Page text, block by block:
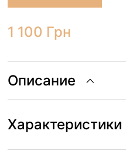
1 100 Грн
Описание
Характеристики